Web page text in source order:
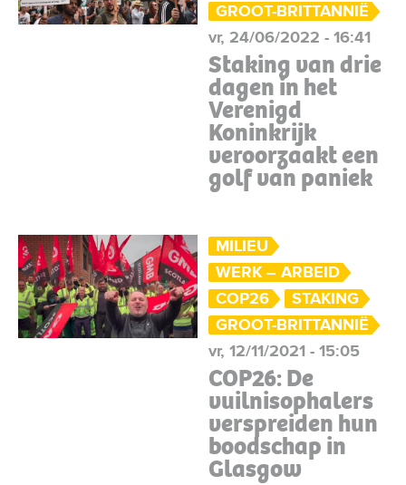
GROOT-BRITTANNIË
vr, 24/06/2022 - 16:41
Staking van drie
dagen in het
Verenigd
Koninkrijk
veroorzaakt een
golf van paniek
MILIEU
WERK – ARBEID
COP26
STAKING
GROOT-BRITTANNIË
vr, 12/11/2021 - 15:05
COP26: De
vuilnisophalers
verspreiden hun
boodschap in
Glasgow